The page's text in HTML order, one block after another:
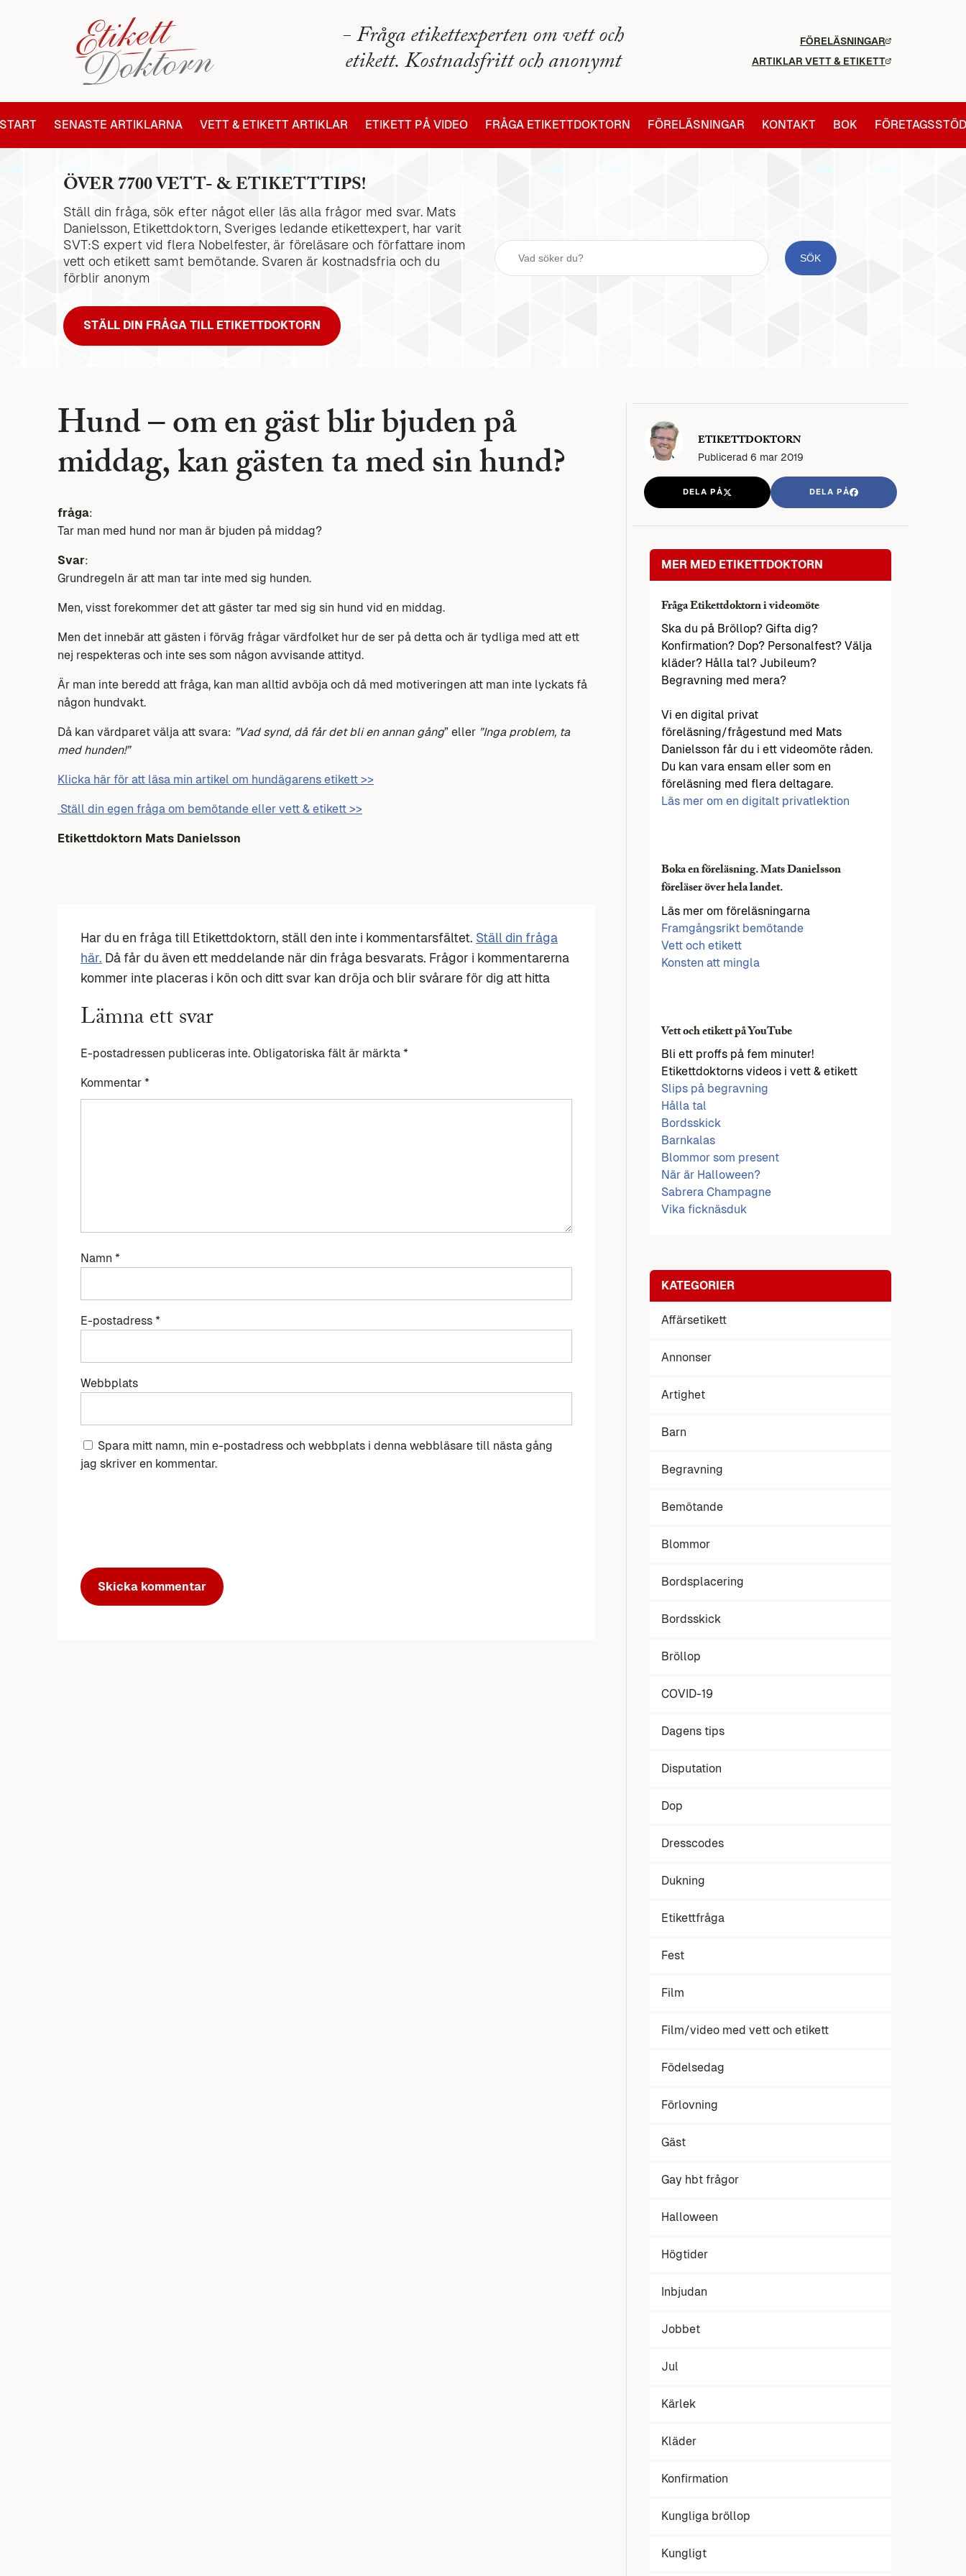
- Fråga etikettexperten om vett och
etikett. Kostnadsfritt och anonymt
FÖRELÄSNINGAR
ARTIKLAR VETT & ETIKETT
START SENASTE ARTIKLARNA VETT & ETIKETT ARTIKLAR ETIKETT PÅ VIDEO FRÅGA ETIKETTDOKTORN FÖRELÄSNINGAR KONTAKT BOK FÖRETAGSSTÖD
ÖVER 7700 VETT- & ETIKETTTIPS!
Ställ din fråga, sök efter något eller läs alla frågor med svar. Mats
Danielsson, Etikettdoktorn, Sveriges ledande etikettexpert, har varit
SVT:S expert vid flera Nobelfester, är föreläsare och författare inom
vett och etikett samt bemötande. Svaren är kostnadsfria och du
förblir anonym
STÄLL DIN FRÅGA TILL ETIKETTDOKTORN
Hund – om en gäst blir bjuden på
middag, kan gästen ta med sin hund?
fråga:
Tar man med hund nor man är bjuden på middag?
Svar:
Grundregeln är att man tar inte med sig hunden.
Men, visst forekommer det att gäster tar med sig sin hund vid en middag.
Men det innebär att gästen i förväg frågar värdfolket hur de ser på detta och är tydliga med att ett
nej respekteras och inte ses som någon avvisande attityd.
Är man inte beredd att fråga, kan man alltid avböja och då med motiveringen att man inte lyckats få
någon hundvakt.
Då kan värdparet välja att svara: ”Vad synd, då får det bli en annan gång” eller ”Inga problem, ta
med hunden!”
Klicka här för att läsa min artikel om hundägarens etikett >>
Ställ din egen fråga om bemötande eller vett & etikett >>
Etikettdoktorn Mats Danielsson
Har du en fråga till Etikettdoktorn, ställ den inte i kommentarsfältet. Ställ din fråga
här. Då får du även ett meddelande när din fråga besvarats. Frågor i kommentarerna
kommer inte placeras i kön och ditt svar kan dröja och blir svårare för dig att hitta
Lämna ett svar
E-postadressen publiceras inte. Obligatoriska fält är märkta *
Kommentar *
Namn *
E-postadress *
Webbplats
Spara mitt namn, min e-postadress och webbplats i denna webbläsare till nästa gång
jag skriver en kommentar.
ETIKETTDOKTORN
Publicerad 6 mar 2019
DELA PÅ DELA PÅ
MER MED ETIKETTDOKTORN
Fråga Etikettdoktorn i videomöte
Ska du på Bröllop? Gifta dig?
Konfirmation? Dop? Personalfest? Välja
kläder? Hålla tal? Jubileum?
Begravning med mera?
Vi en digital privat
föreläsning/frågestund med Mats
Danielsson får du i ett videomöte råden.
Du kan vara ensam eller som en
föreläsning med flera deltagare.
Läs mer om en digitalt privatlektion
Boka en föreläsning. Mats Danielsson
föreläser över hela landet.
Läs mer om föreläsningarna
Framgångsrikt bemötande
Vett och etikett
Konsten att mingla
Vett och etikett på YouTube
Bli ett proffs på fem minuter!
Etikettdoktorns videos i vett & etikett
Slips på begravning
Hålla tal
Bordsskick
Barnkalas
Blommor som present
När är Halloween?
Sabrera Champagne
Vika ficknäsduk
KATEGORIER
Affärsetikett
Annonser
Artighet
Barn
Begravning
Bemötande
Blommor
Bordsplacering
Bordsskick
Bröllop
COVID-19
Dagens tips
Disputation
Dop
Dresscodes
Dukning
Etikettfråga
Fest
Film
Film/video med vett och etikett
Födelsedag
Förlovning
Gäst
Gay hbt frågor
Halloween
Högtider
Inbjudan
Jobbet
Jul
Kärlek
Kläder
Konfirmation
Kungliga bröllop
Kungligt